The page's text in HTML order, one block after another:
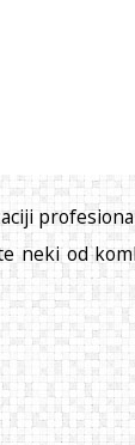
neki od